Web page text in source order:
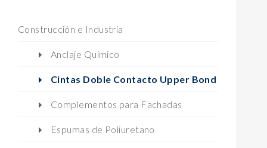
Construcción e Industria
Anclaje Químico
Cintas Doble Contacto Upper Bond
Complementos para Fachadas
Espumas de Poliuretano